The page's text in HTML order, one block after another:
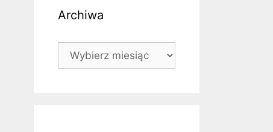
Archiwa
Archiwa